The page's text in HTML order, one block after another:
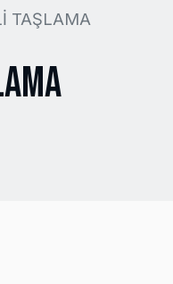
TAŞLAMA